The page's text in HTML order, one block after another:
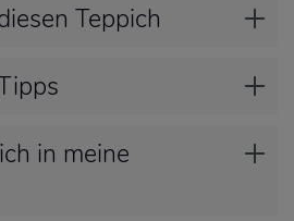
Teppich
in meine